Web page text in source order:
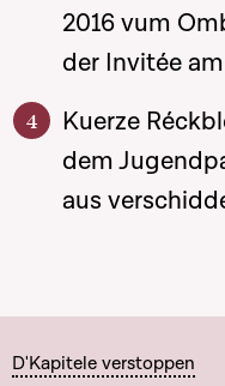
2016 vum
der Invitée
Kuerze
dem
aus
D'Kapitele verstoppen